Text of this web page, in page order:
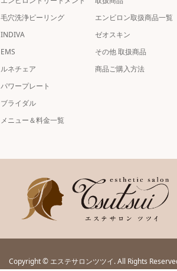
毛穴洗浄ピーリング
INDIVA
EMS
ルネチェア
パワープレート
ブライダル
メニュー＆料金一覧
エンビロン取扱商品一覧
ゼオスキン
その他 取扱商品
商品ご購入方法
Copyright© エステサロンツツイ. All Rights